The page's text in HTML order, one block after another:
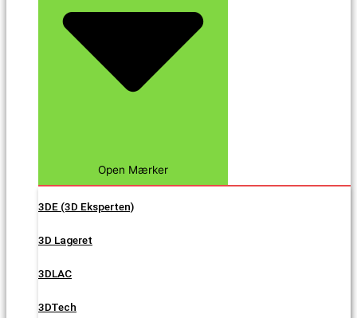
Open Mærker
3DE (3D Eksperten)
3D Lageret
3DLAC
3DTech